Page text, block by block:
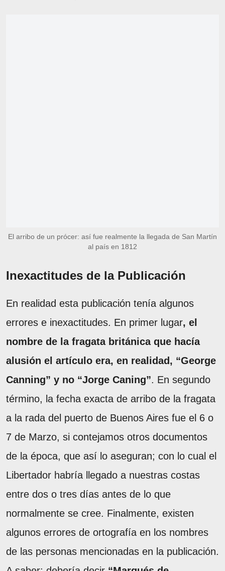
El arribo de un prócer: así fue realmente la llegada de San Martín
al país en 1812
Inexactitudes de la Publicación
En realidad esta publicación tenía algunos
errores e inexactitudes. En primer lugar, el
nombre de la fragata británica que hacía
alusión el artículo era, en realidad, “George
Canning” y no “Jorge Caning”. En segundo
término, la fecha exacta de arribo de la fragata
a la rada del puerto de Buenos Aires fue el 6 o
7 de Marzo, si contejamos otros documentos
de la época, que así lo aseguran; con lo cual el
Libertador habría llegado a nuestras costas
entre dos o tres días antes de lo que
normalmente se cree. Finalmente, existen
algunos errores de ortografía en los nombres
de las personas mencionadas en la publicación.